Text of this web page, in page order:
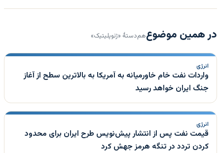
در همین موضوعهم‌دستهٔ «ژئوپلیتیک»
انرژی
واردات نفت خام خاورمیانه به آمریکا به بالاترین سطح از آغاز
جنگ ایران خواهد رسید
انرژی
قیمت نفت پس از انتشار پیش‌نویس طرح ایران برای محدود
کردن تردد در تنگه هرمز جهش کرد